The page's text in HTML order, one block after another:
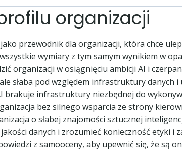
organizacji
przewodnik dla organizacji, która chce
wymiary z tym samym wynikiem w
organizacji w osiągnięciu ambicji AI i
słaba pod względem infrastruktury danych
brakuje infrastruktury niezbędnej do
bez silnego wsparcia ze strony
o słabej znajomości sztucznej
danych i zrozumieć konieczność etyki
z samooceny, aby upewnić się, że są